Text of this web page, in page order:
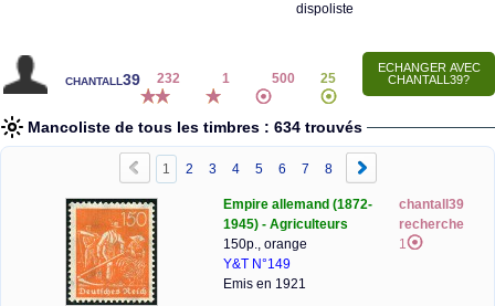
dispoliste
chantall39 232 1 500 25
Mancoliste de tous les timbres : 634 trouvés
1 2 3 4 5 6 7 8
Empire allemand (1872-
1945) - Agriculteurs
150p., orange
Y&T N°149
Emis en 1921
chantall39
recherche
1